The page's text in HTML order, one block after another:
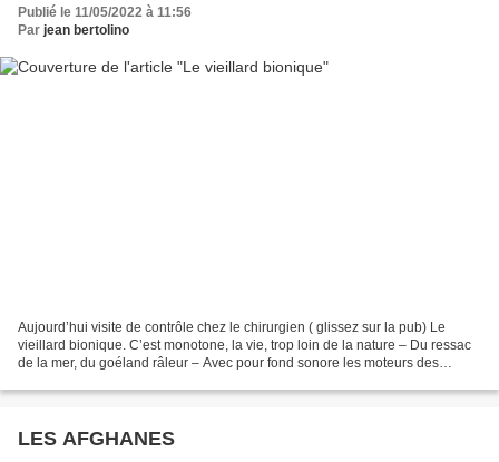
Publié le 11/05/2022 à 11:56
Par jean bertolino
Aujourd’hui visite de contrôle chez le chirurgien ( glissez sur la pub) Le
vieillard bionique. C’est monotone, la vie, trop loin de la nature – Du ressac
de la mer, du goéland râleur – Avec pour fond sonore les moteurs des
LES AFGHANES